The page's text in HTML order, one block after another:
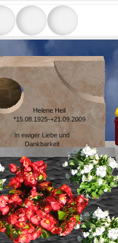
Helene Heil
*15.08.1925-+21.09.2009
In ewiger Liebe und
Dankbarkeit